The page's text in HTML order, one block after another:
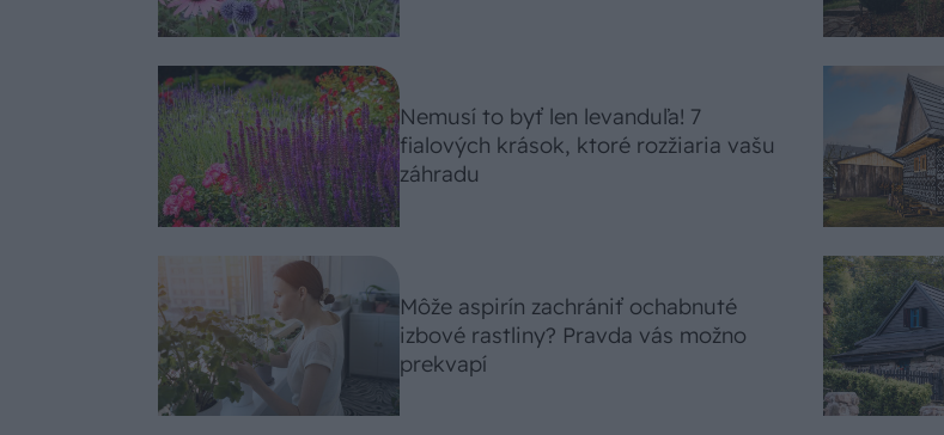
Nemusí to byť len levanduľa! 7
fialových krások, ktoré rozžiaria vašu
záhradu
Môže aspirín zachrániť ochabnuté
izbové rastliny? Pravda vás možno
prekvapí